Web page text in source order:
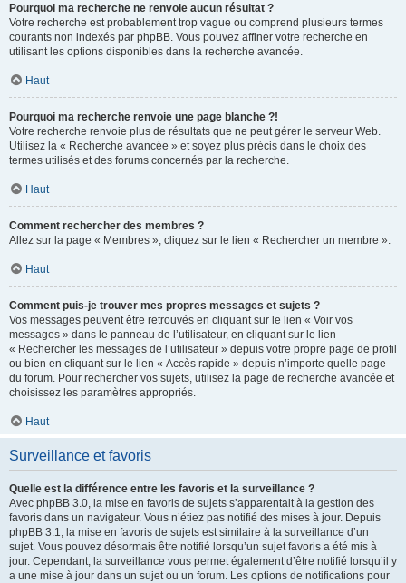
Pourquoi ma recherche ne renvoie aucun résultat ?
Votre recherche est probablement trop vague ou comprend plusieurs termes
courants non indexés par phpBB. Vous pouvez affiner votre recherche en
utilisant les options disponibles dans la recherche avancée.
Haut
Pourquoi ma recherche renvoie une page blanche ?!
Votre recherche renvoie plus de résultats que ne peut gérer le serveur Web.
Utilisez la « Recherche avancée » et soyez plus précis dans le choix des
termes utilisés et des forums concernés par la recherche.
Haut
Comment rechercher des membres ?
Allez sur la page « Membres », cliquez sur le lien « Rechercher un membre ».
Haut
Comment puis-je trouver mes propres messages et sujets ?
Vos messages peuvent être retrouvés en cliquant sur le lien « Voir vos
messages » dans le panneau de l’utilisateur, en cliquant sur le lien
« Rechercher les messages de l’utilisateur » depuis votre propre page de profil
ou bien en cliquant sur le lien « Accès rapide » depuis n’importe quelle page
du forum. Pour rechercher vos sujets, utilisez la page de recherche avancée et
choisissez les paramètres appropriés.
Haut
Surveillance et favoris
Quelle est la différence entre les favoris et la surveillance ?
Avec phpBB 3.0, la mise en favoris de sujets s’apparentait à la gestion des
favoris dans un navigateur. Vous n’étiez pas notifié des mises à jour. Depuis
phpBB 3.1, la mise en favoris de sujets est similaire à la surveillance d’un
sujet. Vous pouvez désormais être notifié lorsqu’un sujet favoris a été mis à
jour. Cependant, la surveillance vous permet également d’être notifié lorsqu’il y
a une mise à jour dans un sujet ou un forum. Les options de notifications pour